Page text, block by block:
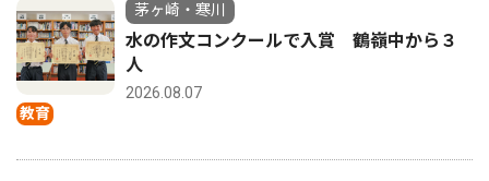
教育
茅ヶ崎・寒川
水の作文コンクールで入賞 鶴嶺中から３
人
2026.08.07